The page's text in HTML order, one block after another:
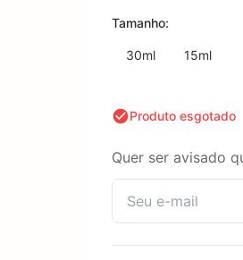
Tamanho:
30ml 15ml
Produto esgotado
Quer ser avisado